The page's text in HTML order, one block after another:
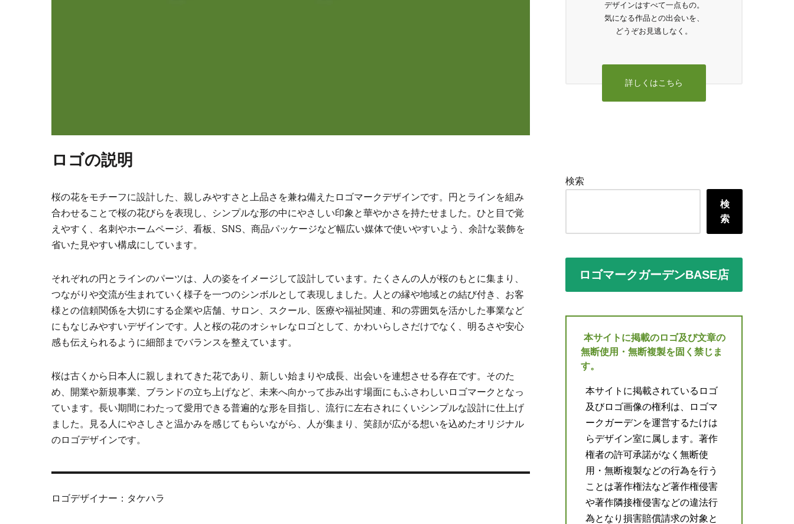
ロゴの説明
桜の花をモチーフに設計した、親しみやすさと上品さを兼ね備えたロゴマークデザインです。円とラインを組み
合わせることで桜の花びらを表現し、シンプルな形の中にやさしい印象と華やかさを持たせました。ひと目で覚
えやすく、名刺やホームページ、看板、SNS、商品パッケージなど幅広い媒体で使いやすいよう、余計な装飾を
省いた見やすい構成にしています。
それぞれの円とラインのパーツは、人の姿をイメージして設計しています。たくさんの人が桜のもとに集まり、
つながりや交流が生まれていく様子を一つのシンボルとして表現しました。人との縁や地域との結び付き、お客
様との信頼関係を大切にする企業や店舗、サロン、スクール、医療や福祉関連、和の雰囲気を活かした事業など
にもなじみやすいデザインです。人と桜の花のオシャレなロゴとして、かわいらしさだけでなく、明るさや安心
感も伝えられるように細部までバランスを整えています。
桜は古くから日本人に親しまれてきた花であり、新しい始まりや成長、出会いを連想させる存在です。そのた
め、開業や新規事業、ブランドの立ち上げなど、未来へ向かって歩み出す場面にもふさわしいロゴマークとなっ
ています。長い期間にわたって愛用できる普遍的な形を目指し、流行に左右されにくいシンプルな設計に仕上げ
ました。見る人にやさしさと温かみを感じてもらいながら、人が集まり、笑顔が広がる想いを込めたオリジナル
のロゴデザインです。
ロゴデザイナー：タケハラ
デザインはすべて一点もの。
気になる作品との出会いを、
どうぞお見逃しなく。
詳しくはこちら
検索
検
索
ロゴマークガーデンBASE店
本サイトに掲載のロゴ及び文章の
無断使用・無断複製を固く禁じま
す。
本サイトに掲載されているロゴ
及びロゴ画像の権利は、ロゴマ
ークガーデンを運営するたけは
らデザイン室に属します。著作
権者の許可承諾がなく無断使
用・無断複製などの行為を行う
ことは著作権法など著作権侵害
や著作隣接権侵害などの違法行
為となり損害賠償請求の対象と